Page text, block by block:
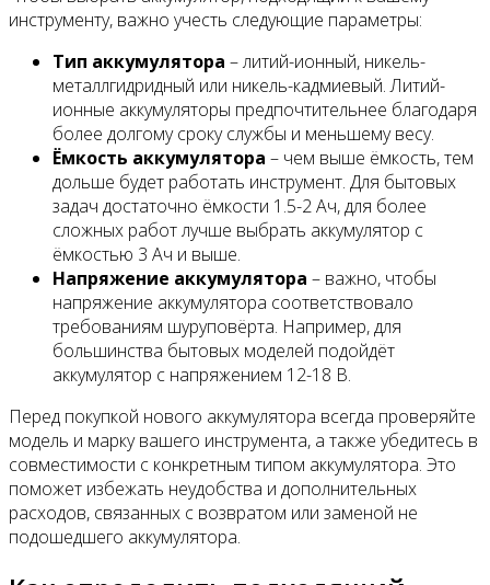
инструменту, важно учесть следующие параметры:
Тип аккумулятора – литий-ионный, никель-
металлгидридный или никель-кадмиевый. Литий-
ионные аккумуляторы предпочтительнее благодаря
более долгому сроку службы и меньшему весу.
Ёмкость аккумулятора – чем выше ёмкость, тем
дольше будет работать инструмент. Для бытовых
задач достаточно ёмкости 1.5-2 Ач, для более
сложных работ лучше выбрать аккумулятор с
ёмкостью 3 Ач и выше.
Напряжение аккумулятора – важно, чтобы
напряжение аккумулятора соответствовало
требованиям шуруповёрта. Например, для
большинства бытовых моделей подойдёт
аккумулятор с напряжением 12-18 В.
Перед покупкой нового аккумулятора всегда проверяйте
модель и марку вашего инструмента, а также убедитесь в
совместимости с конкретным типом аккумулятора. Это
поможет избежать неудобства и дополнительных
расходов, связанных с возвратом или заменой не
подошедшего аккумулятора.